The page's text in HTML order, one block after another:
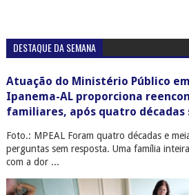
DESTAQUE DA SEMANA
Atuação do Ministério Público
Ipanema-AL proporciona
familiares, após quatro décadas
Foto.: MPEAL Foram quatro décadas e
perguntas sem resposta. Uma família
com a dor ...